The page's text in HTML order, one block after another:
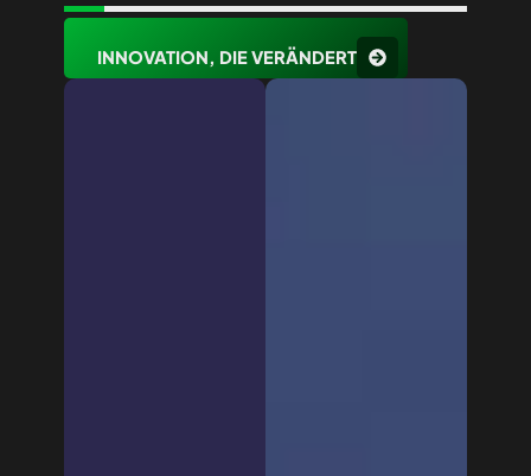
INNOVATION, DIE VERÄNDERT